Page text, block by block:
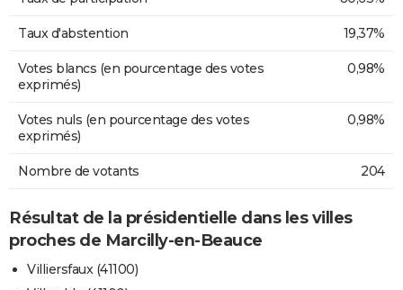
Taux d'abstention 19,37%
Votes blancs (en pourcentage des votes
exprimés)
0,98%
Votes nuls (en pourcentage des votes
exprimés)
0,98%
Nombre de votants 204
Résultat de la présidentielle dans les villes
proches de Marcilly-en-Beauce
Villiersfaux (41100)